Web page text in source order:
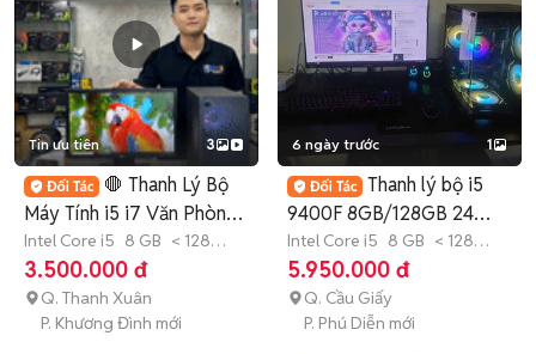
Tin ưu tiên 3
🛑 Thanh Lý Bộ
Máy Tính i5 i7 Văn Phòng
/ Làm Việc
Intel Core i5 8 GB < 128
GB SSD
3.500.000 đ
Q. Thanh Xuân
P. Khương Đình mới
6 ngày trước 1
Thanh lý bộ i5
9400F 8GB/128GB 24
inch 100Hz
Intel Core i5 8 GB < 128
GB SSD
5.950.000 đ
Q. Cầu Giấy
P. Phú Diễn mới